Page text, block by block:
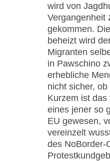
wird von
Vergangenheit
gekommen.
beheizt wird
Migranten
in Pawschino
erhebliche
nicht sicher,
Kurzem ist
eines jener so
EU gewesen,
vereinzelt
des NoBorder-